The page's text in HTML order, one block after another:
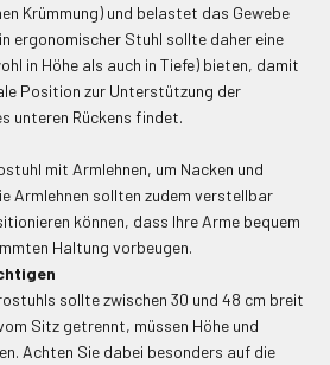
Krümmung) und belastet das Gewebe
ergonomischer Stuhl sollte daher eine
in Höhe als auch in Tiefe) bieten, damit
Position zur Unterstützung der
unteren Rückens findet.
mit Armlehnen, um Nacken und
Armlehnen sollten zudem verstellbar
können, dass Ihre Arme bequem
Haltung vorbeugen.
sollte zwischen 30 und 48 cm breit
Sitz getrennt, müssen Höhe und
Achten Sie dabei besonders auf die